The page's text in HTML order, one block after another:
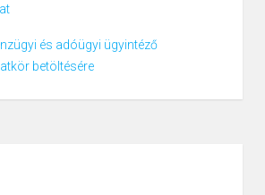
és adóügyi ügyintéző
betöltésére